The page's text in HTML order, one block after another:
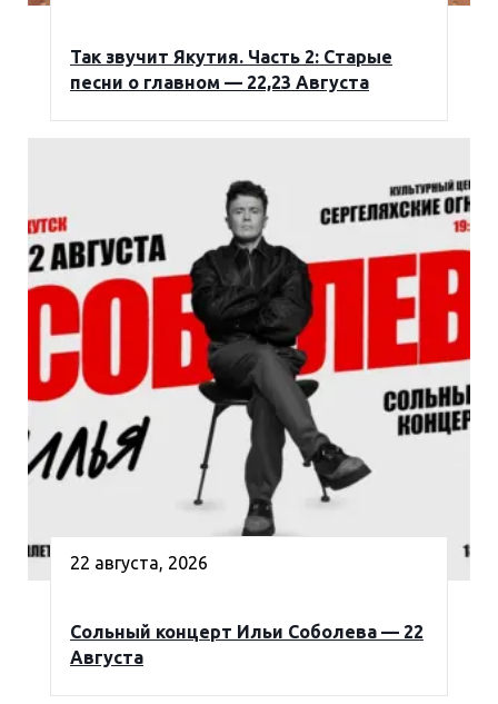
Так звучит Якутия. Часть 2: Старые
песни о главном — 22,23 Августа
22 августа, 2026
Сольный концерт Ильи Соболева — 22
Августа